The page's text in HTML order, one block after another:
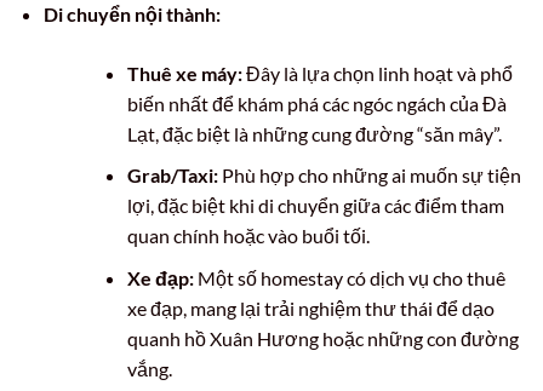
Di chuyển nội thành:
Thuê xe máy:Đây là lựa chọn linh hoạt và phổ
biến nhất để khám phá các ngóc ngách của Đà
Lạt, đặc biệt là những cung đường “săn mây”.
Grab/Taxi:Phù hợp cho những ai muốn sự tiện
lợi, đặc biệt khi di chuyển giữa các điểm tham
quan chính hoặc vào buổi tối.
Xe đạp:Một số homestay có dịch vụ cho thuê
xe đạp, mang lại trải nghiệm thư thái để dạo
quanh hồ Xuân Hương hoặc những con đường
vắng.